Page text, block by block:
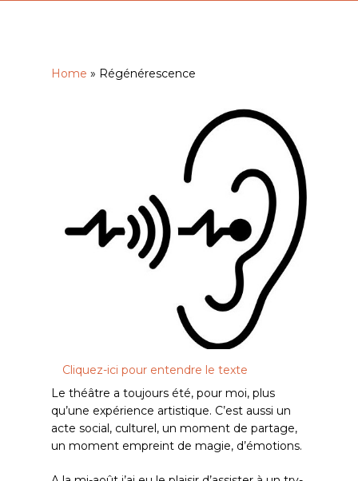
Home » Régénérescence
Cliquez-ici pour entendre le texte
Le théâtre a toujours été, pour moi, plus
qu’une expérience artistique. C’est aussi un
acte social, culturel, un moment de partage,
un moment empreint de magie, d’émotions.